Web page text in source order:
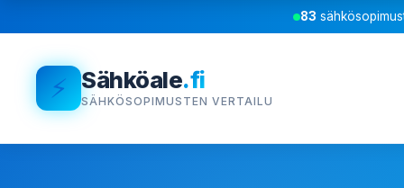
83
⚡ Sähköale.fi
SÄHKÖSOPIMUSTEN VERTAILU